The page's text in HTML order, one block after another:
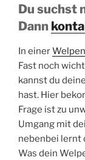
Du suchst
Dann
In einer
Fast noch
kannst du
hast. Hier
Frage ist zu
Umgang mit
nebenbei lernt
Was dein